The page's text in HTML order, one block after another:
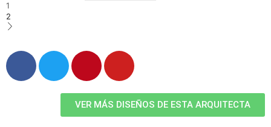
1
2
VER MÁS DISEÑOS DE ESTA ARQUITECTA